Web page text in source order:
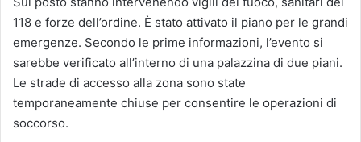
118 e forze dell’ordine. È stato attivato il piano per le grandi
emergenze. Secondo le prime informazioni, l’evento si
sarebbe verificato all’interno di una palazzina di due piani.
Le strade di accesso alla zona sono state
temporaneamente chiuse per consentire le operazioni di
soccorso.